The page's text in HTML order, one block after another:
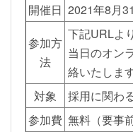
開催日 2021年8月
参加方
法
下記URLよ
当日のオン
絡いたします
対象
採用に関わ
参加費 無料（要事